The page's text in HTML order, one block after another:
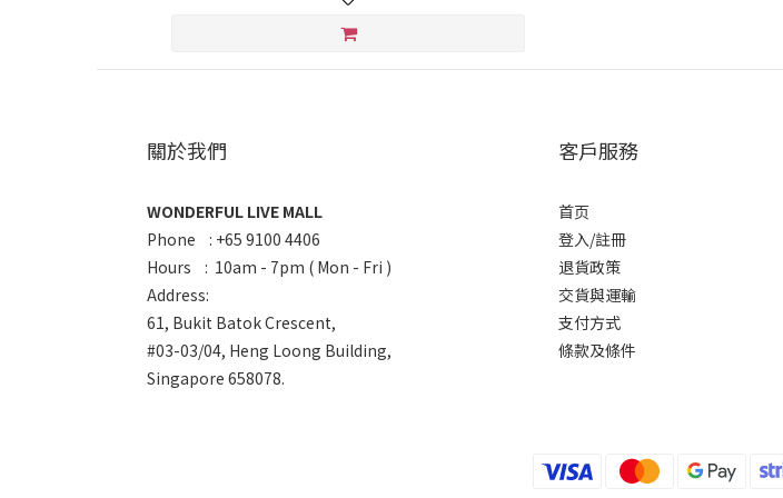
關於我們
WONDERFUL LIVE MALL
Phone : +65 9100 4406
Hours : 10am - 7pm ( Mon - Fri )
Address:
61, Bukit Batok Crescent,
#03-03/04, Heng Loong Building,
Singapore 658078.
客戶服務
首页
登入/註冊
退貨政策
交貨與運輸
支付方式
條款及條件